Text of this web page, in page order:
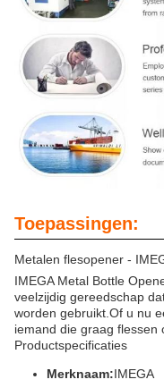
Toepassingen:
Metalen flesopener -
IMEGA Metal Bottle
veelzijdig gereedschap
worden gebruikt.Of u nu
iemand die graag flessen
Productspecificaties
Merknaam:IMEGA